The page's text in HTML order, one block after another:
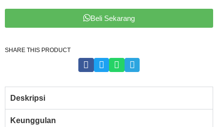
Beli Sekarang
SHARE THIS PRODUCT
Deskripsi
Keunggulan